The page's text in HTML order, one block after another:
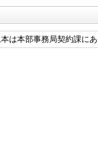
は本部事務局契約課にあ